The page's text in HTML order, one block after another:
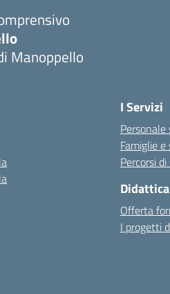
Manoppello
I Servizi
Famiglie
Percorsi
Didattica
Offerta
I progetti